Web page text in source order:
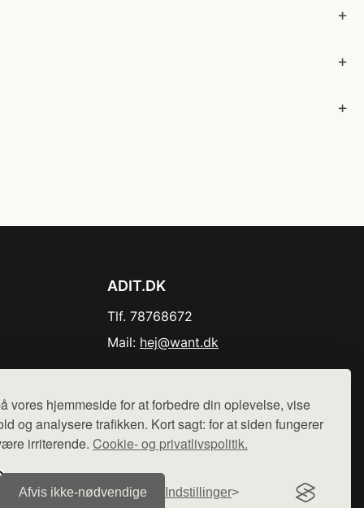
vores hjemmeside for at forbedre din oplevelse, vise
og analysere trafikken. Kort sagt: for at siden fungerer
irriterende. Cookie- og privatlivspolitik.
Afvis ikke‑nødvendige Indstillinger
ADIT.DK
Tlf. 78768672
Mail: hej@want.dk
sælges ikke varer fra denne side - vi henviser til de shops,